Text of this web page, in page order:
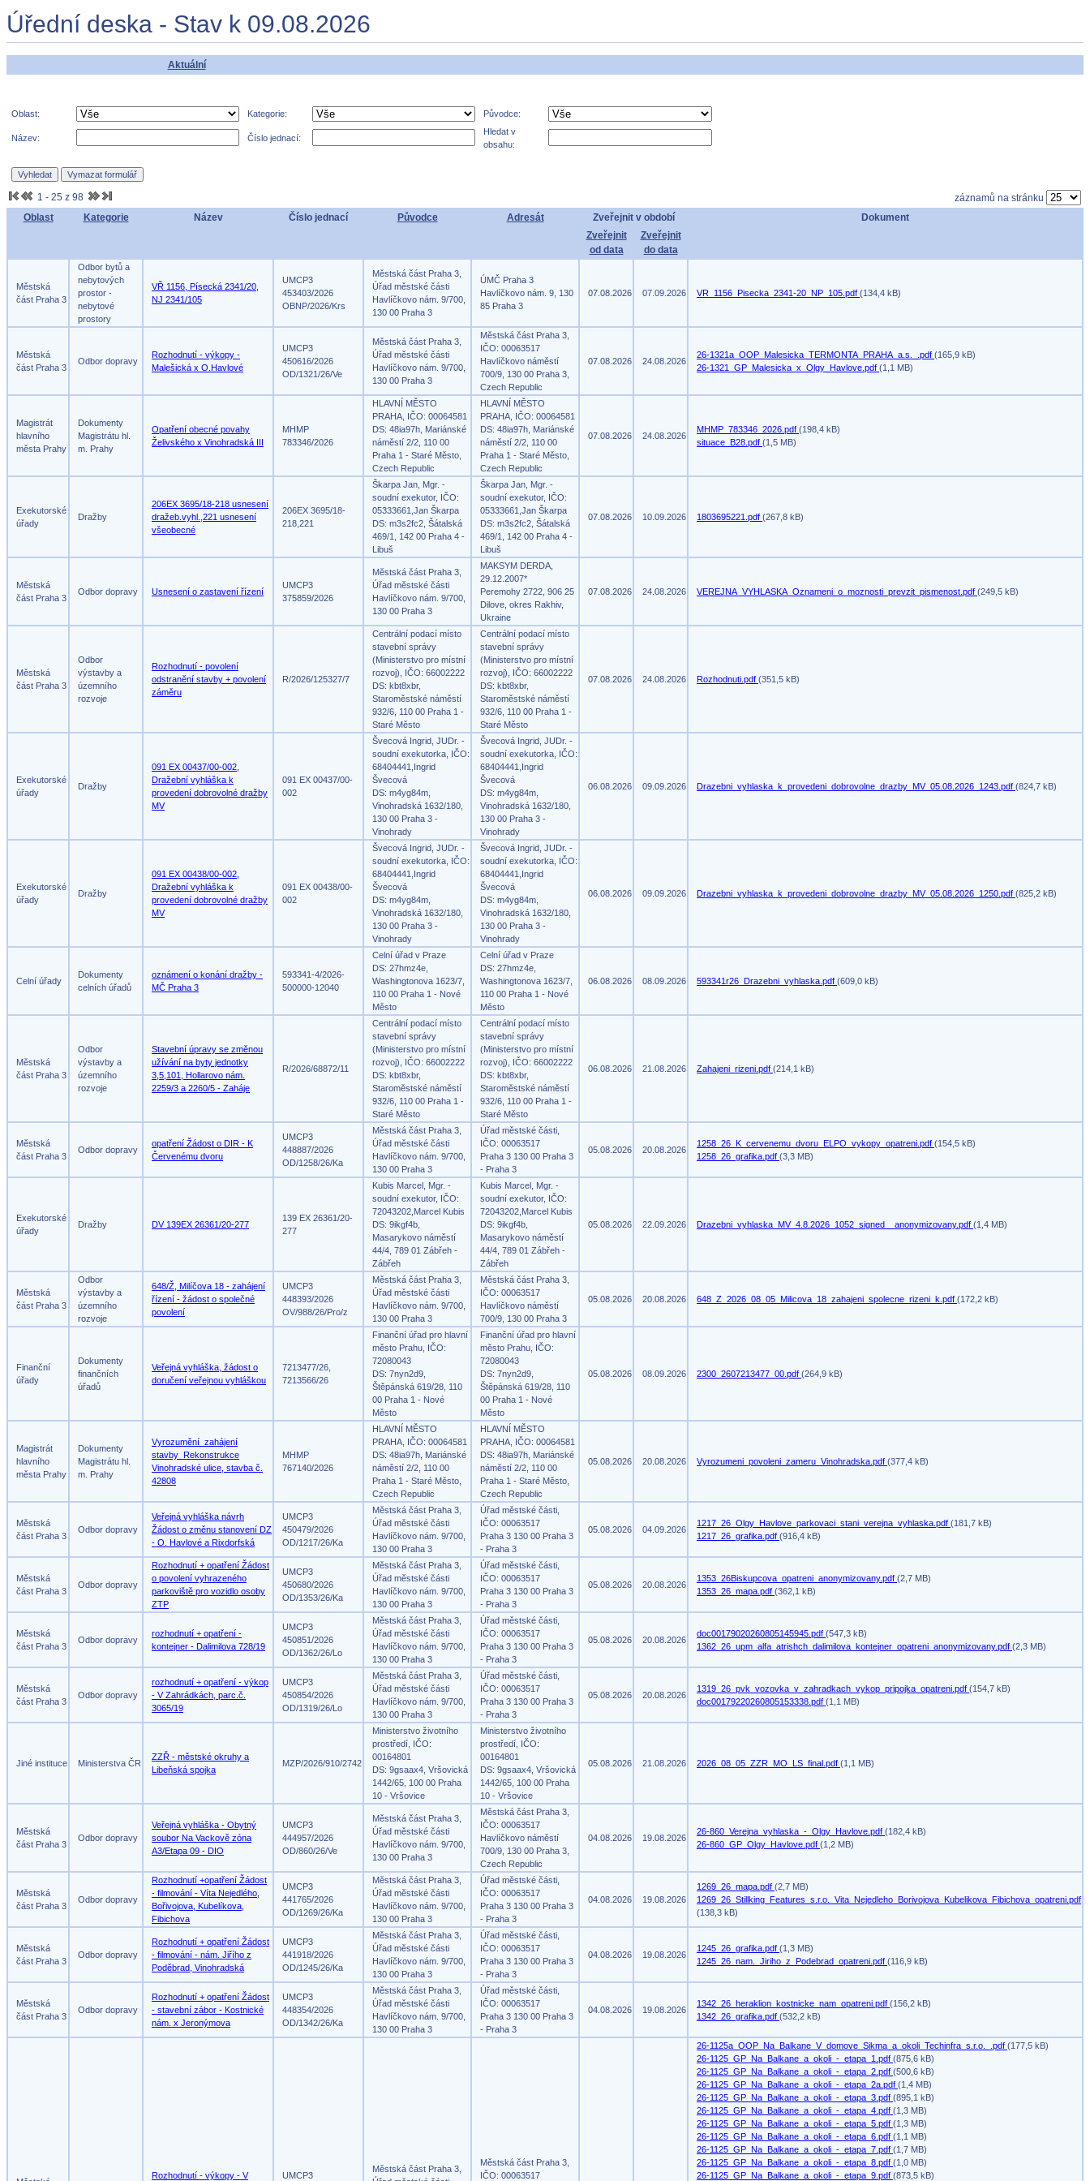
Úřední deska - Stav k 09.08.2026
Aktuální
Oblast: Kategorie: Původce:
Název: Číslo jednací:
Hledat v
obsahu:
1 - 25 z 98
záznamů na stránku
Oblast
Kategorie Název Číslo jednací Původce Adresát Zveřejnit v období
Dokument
Zveřejnit
od data
Zveřejnit
do data
Městská
část Praha 3
Odbor bytů a
nebytových
prostor -
nebytové
prostory
VŘ 1156, Písecká 2341/20,
NJ 2341/105
UMCP3
453403/2026
OBNP/2026/Krs
Městská část Praha 3,
Úřad městské části
Havlíčkovo nám. 9/700,
130 00 Praha 3
ÚMČ Praha 3
Havlíčkovo nám. 9, 130
85 Praha 3
07.08.2026 07.09.2026 VR_1156_Pisecka_2341-20_NP_105.pdf (134,4 kB)
Městská
část Praha 3
Odbor dopravy
Rozhodnutí - výkopy -
Malešická x O.Havlové
UMCP3
450616/2026
OD/1321/26/Ve
Městská část Praha 3,
Úřad městské části
Havlíčkovo nám. 9/700,
130 00 Praha 3
Městská část Praha 3,
IČO: 00063517
Havlíčkovo náměstí
700/9, 130 00 Praha 3,
Czech Republic
07.08.2026 24.08.2026
26-1321a_OOP_Malesicka_TERMONTA_PRAHA_a.s._.pdf (165,9 kB)
26-1321_GP_Malesicka_x_Olgy_Havlove.pdf (1,1 MB)
Magistrát
hlavního
města Prahy
Dokumenty
Magistrátu hl.
m. Prahy
Opatření obecné povahy
Želivského x Vinohradská III
MHMP
783346/2026
HLAVNÍ MĚSTO
PRAHA, IČO: 00064581
DS: 48ia97h, Mariánské
náměstí 2/2, 110 00
Praha 1 - Staré Město,
Czech Republic
HLAVNÍ MĚSTO
PRAHA, IČO: 00064581
DS: 48ia97h, Mariánské
náměstí 2/2, 110 00
Praha 1 - Staré Město,
Czech Republic
07.08.2026 24.08.2026
MHMP_783346_2026.pdf (198,4 kB)
situace_B28.pdf (1,5 MB)
Exekutorské
úřady
Dražby
206EX 3695/18-218 usnesení
dražeb.vyhl.,221 usnesení
všeobecné
206EX 3695/18-
218,221
Škarpa Jan, Mgr. -
soudní exekutor, IČO:
05333661,Jan Škarpa
DS: m3s2fc2, Šátalská
469/1, 142 00 Praha 4 -
Libuš
Škarpa Jan, Mgr. -
soudní exekutor, IČO:
05333661,Jan Škarpa
DS: m3s2fc2, Šátalská
469/1, 142 00 Praha 4 -
Libuš
07.08.2026 10.09.2026 1803695221.pdf (267,8 kB)
Městská
část Praha 3
Odbor dopravy Usnesení o zastavení řízení
UMCP3
375859/2026
Městská část Praha 3,
Úřad městské části
Havlíčkovo nám. 9/700,
130 00 Praha 3
MAKSYM DERDA,
29.12.2007*
Peremohy 2722, 906 25
Dilove, okres Rakhiv,
Ukraine
07.08.2026 24.08.2026 VEREJNA_VYHLASKA_Oznameni_o_moznosti_prevzit_pismenost.pdf (249,5 kB)
Městská
část Praha 3
Odbor
výstavby a
územního
rozvoje
Rozhodnutí - povolení
odstranění stavby + povolení
záměru
R/2026/125327/7
Centrální podací místo
stavební správy
(Ministerstvo pro místní
rozvoj), IČO: 66002222
DS: kbt8xbr,
Staroměstské náměstí
932/6, 110 00 Praha 1 -
Staré Město
Centrální podací místo
stavební správy
(Ministerstvo pro místní
rozvoj), IČO: 66002222
DS: kbt8xbr,
Staroměstské náměstí
932/6, 110 00 Praha 1 -
Staré Město
07.08.2026 24.08.2026 Rozhodnuti.pdf (351,5 kB)
Exekutorské
úřady
Dražby
091 EX 00437/00-002,
Dražební vyhláška k
provedení dobrovolné dražby
MV
091 EX 00437/00-
002
Švecová Ingrid, JUDr. -
soudní exekutorka, IČO:
68404441,Ingrid
Švecová
DS: m4yg84m,
Vinohradská 1632/180,
130 00 Praha 3 -
Vinohrady
Švecová Ingrid, JUDr. -
soudní exekutorka, IČO:
68404441,Ingrid
Švecová
DS: m4yg84m,
Vinohradská 1632/180,
130 00 Praha 3 -
Vinohrady
06.08.2026 09.09.2026 Drazebni_vyhlaska_k_provedeni_dobrovolne_drazby_MV_05.08.2026_1243.pdf (824,7 kB)
Exekutorské
úřady
Dražby
091 EX 00438/00-002,
Dražební vyhláška k
provedení dobrovolné dražby
MV
091 EX 00438/00-
002
Švecová Ingrid, JUDr. -
soudní exekutorka, IČO:
68404441,Ingrid
Švecová
DS: m4yg84m,
Vinohradská 1632/180,
130 00 Praha 3 -
Vinohrady
Švecová Ingrid, JUDr. -
soudní exekutorka, IČO:
68404441,Ingrid
Švecová
DS: m4yg84m,
Vinohradská 1632/180,
130 00 Praha 3 -
Vinohrady
06.08.2026 09.09.2026 Drazebni_vyhlaska_k_provedeni_dobrovolne_drazby_MV_05.08.2026_1250.pdf (825,2 kB)
Celní úřady
Dokumenty
celních úřadů
oznámení o konání dražby -
MČ Praha 3
593341-4/2026-
500000-12040
Celní úřad v Praze
DS: 27hmz4e,
Washingtonova 1623/7,
110 00 Praha 1 - Nové
Město
Celní úřad v Praze
DS: 27hmz4e,
Washingtonova 1623/7,
110 00 Praha 1 - Nové
Město
06.08.2026 08.09.2026 593341r26_Drazebni_vyhlaska.pdf (609,0 kB)
Městská
část Praha 3
Odbor
výstavby a
územního
rozvoje
Stavební úpravy se změnou
užívání na byty jednotky
3,5,101, Hollarovo nám.
2259/3 a 2260/5 - Zaháje
R/2026/68872/11
Centrální podací místo
stavební správy
(Ministerstvo pro místní
rozvoj), IČO: 66002222
DS: kbt8xbr,
Staroměstské náměstí
932/6, 110 00 Praha 1 -
Staré Město
Centrální podací místo
stavební správy
(Ministerstvo pro místní
rozvoj), IČO: 66002222
DS: kbt8xbr,
Staroměstské náměstí
932/6, 110 00 Praha 1 -
Staré Město
06.08.2026 21.08.2026 Zahajeni_rizeni.pdf (214,1 kB)
Městská
část Praha 3
Odbor dopravy
opatření Žádost o DIR - K
Červenému dvoru
UMCP3
448887/2026
OD/1258/26/Ka
Městská část Praha 3,
Úřad městské části
Havlíčkovo nám. 9/700,
130 00 Praha 3
Úřad městské části,
IČO: 00063517
Praha 3 130 00 Praha 3
- Praha 3
05.08.2026 20.08.2026
1258_26_K_cervenemu_dvoru_ELPO_vykopy_opatreni.pdf (154,5 kB)
1258_26_grafika.pdf (3,3 MB)
Exekutorské
úřady
Dražby DV 139EX 26361/20-277
139 EX 26361/20-
277
Kubis Marcel, Mgr. -
soudní exekutor, IČO:
72043202,Marcel Kubis
DS: 9ikgf4b,
Masarykovo náměstí
44/4, 789 01 Zábřeh -
Zábřeh
Kubis Marcel, Mgr. -
soudní exekutor, IČO:
72043202,Marcel Kubis
DS: 9ikgf4b,
Masarykovo náměstí
44/4, 789 01 Zábřeh -
Zábřeh
05.08.2026 22.09.2026 Drazebni_vyhlaska_MV_4.8.2026_1052_signed__anonymizovany.pdf (1,4 MB)
Městská
část Praha 3
Odbor
výstavby a
územního
rozvoje
648/Ž, Milíčova 18 - zahájení
řízení - žádost o společné
povolení
UMCP3
448393/2026
OV/988/26/Pro/z
Městská část Praha 3,
Úřad městské části
Havlíčkovo nám. 9/700,
130 00 Praha 3
Městská část Praha 3,
IČO: 00063517
Havlíčkovo náměstí
700/9, 130 00 Praha 3
05.08.2026 20.08.2026 648_Z_2026_08_05_Milicova_18_zahajeni_spolecne_rizeni_k.pdf (172,2 kB)
Finanční
úřady
Dokumenty
finančních
úřadů
Veřejná vyhláška, žádost o
doručení veřejnou vyhláškou
7213477/26,
7213566/26
Finanční úřad pro hlavní
město Prahu, IČO:
72080043
DS: 7nyn2d9,
Štěpánská 619/28, 110
00 Praha 1 - Nové
Město
Finanční úřad pro hlavní
město Prahu, IČO:
72080043
DS: 7nyn2d9,
Štěpánská 619/28, 110
00 Praha 1 - Nové
Město
05.08.2026 08.09.2026 2300_2607213477_00.pdf (264,9 kB)
Magistrát
hlavního
města Prahy
Dokumenty
Magistrátu hl.
m. Prahy
Vyrozumění_zahájení
stavby_Rekonstrukce
Vinohradské ulice, stavba č.
42808
MHMP
767140/2026
HLAVNÍ MĚSTO
PRAHA, IČO: 00064581
DS: 48ia97h, Mariánské
náměstí 2/2, 110 00
Praha 1 - Staré Město,
Czech Republic
HLAVNÍ MĚSTO
PRAHA, IČO: 00064581
DS: 48ia97h, Mariánské
náměstí 2/2, 110 00
Praha 1 - Staré Město,
Czech Republic
05.08.2026 20.08.2026 Vyrozumeni_povoleni_zameru_Vinohradska.pdf (377,4 kB)
Městská
část Praha 3
Odbor dopravy
Veřejná vyhláška návrh
Žádost o změnu stanovení DZ
- O. Havlové a Rixdorfská
UMCP3
450479/2026
OD/1217/26/Ka
Městská část Praha 3,
Úřad městské části
Havlíčkovo nám. 9/700,
130 00 Praha 3
Úřad městské části,
IČO: 00063517
Praha 3 130 00 Praha 3
- Praha 3
05.08.2026 04.09.2026
1217_26_Olgy_Havlove_parkovaci_stani_verejna_vyhlaska.pdf (181,7 kB)
1217_26_grafika.pdf (916,4 kB)
Městská
část Praha 3
Odbor dopravy
Rozhodnutí + opatření Žádost
o povolení vyhrazeného
parkoviště pro vozidlo osoby
ZTP
UMCP3
450680/2026
OD/1353/26/Ka
Městská část Praha 3,
Úřad městské části
Havlíčkovo nám. 9/700,
130 00 Praha 3
Úřad městské části,
IČO: 00063517
Praha 3 130 00 Praha 3
- Praha 3
05.08.2026 20.08.2026
1353_26Biskupcova_opatreni_anonymizovany.pdf (2,7 MB)
1353_26_mapa.pdf (362,1 kB)
Městská
část Praha 3
Odbor dopravy
rozhodnutí + opatření -
kontejner - Dalimilova 728/19
UMCP3
450851/2026
OD/1362/26/Lo
Městská část Praha 3,
Úřad městské části
Havlíčkovo nám. 9/700,
130 00 Praha 3
Úřad městské části,
IČO: 00063517
Praha 3 130 00 Praha 3
- Praha 3
05.08.2026 20.08.2026
doc00179020260805145945.pdf (547,3 kB)
1362_26_upm_alfa_atrishch_dalimilova_kontejner_opatreni_anonymizovany.pdf (2,3 MB)
Městská
část Praha 3
Odbor dopravy
rozhodnutí + opatření - výkop
- V Zahrádkách, parc.č.
3065/19
UMCP3
450854/2026
OD/1319/26/Lo
Městská část Praha 3,
Úřad městské části
Havlíčkovo nám. 9/700,
130 00 Praha 3
Úřad městské části,
IČO: 00063517
Praha 3 130 00 Praha 3
- Praha 3
05.08.2026 20.08.2026
1319_26_pvk_vozovka_v_zahradkach_vykop_pripojka_opatreni.pdf (154,7 kB)
doc00179220260805153338.pdf (1,1 MB)
Jiné instituce Ministerstva ČR
ZZŘ - městské okruhy a
Libeňská spojka
MZP/2026/910/2742
Ministerstvo životního
prostředí, IČO:
00164801
DS: 9gsaax4, Vršovická
1442/65, 100 00 Praha
10 - Vršovice
Ministerstvo životního
prostředí, IČO:
00164801
DS: 9gsaax4, Vršovická
1442/65, 100 00 Praha
10 - Vršovice
05.08.2026 21.08.2026 2026_08_05_ZZR_MO_LS_final.pdf (1,1 MB)
Městská
část Praha 3
Odbor dopravy
Veřejná vyhláška - Obytný
soubor Na Vackově zóna
A3/Etapa 09 - DIO
UMCP3
444957/2026
OD/860/26/Ve
Městská část Praha 3,
Úřad městské části
Havlíčkovo nám. 9/700,
130 00 Praha 3
Městská část Praha 3,
IČO: 00063517
Havlíčkovo náměstí
700/9, 130 00 Praha 3,
Czech Republic
04.08.2026 19.08.2026
26-860_Verejna_vyhlaska_-_Olgy_Havlove.pdf (182,4 kB)
26-860_GP_Olgy_Havlove.pdf (1,2 MB)
Městská
část Praha 3
Odbor dopravy
Rozhodnutí +opatření Žádost
- filmování - Víta Nejedlého,
Bořivojova, Kubelíkova,
Fibichova
UMCP3
441765/2026
OD/1269/26/Ka
Městská část Praha 3,
Úřad městské části
Havlíčkovo nám. 9/700,
130 00 Praha 3
Úřad městské části,
IČO: 00063517
Praha 3 130 00 Praha 3
- Praha 3
04.08.2026 19.08.2026
1269_26_mapa.pdf (2,7 MB)
1269_26_Stillking_Features_s.r.o._Vita_Nejedleho_Borivojova_Kubelikova_Fibichova_opatreni.pdf
(138,3 kB)
Městská
část Praha 3
Odbor dopravy
Rozhodnutí + opatření Žádost
- filmování - nám. Jiřího z
Poděbrad, Vinohradská
UMCP3
441918/2026
OD/1245/26/Ka
Městská část Praha 3,
Úřad městské části
Havlíčkovo nám. 9/700,
130 00 Praha 3
Úřad městské části,
IČO: 00063517
Praha 3 130 00 Praha 3
- Praha 3
04.08.2026 19.08.2026
1245_26_grafika.pdf (1,3 MB)
1245_26_nam._Jiriho_z_Podebrad_opatreni.pdf (116,9 kB)
Městská
část Praha 3
Odbor dopravy
Rozhodnutí + opatření Žádost
- stavební zábor - Kostnické
nám. x Jeronýmova
UMCP3
448354/2026
OD/1342/26/Ka
Městská část Praha 3,
Úřad městské části
Havlíčkovo nám. 9/700,
130 00 Praha 3
Úřad městské části,
IČO: 00063517
Praha 3 130 00 Praha 3
- Praha 3
04.08.2026 19.08.2026
1342_26_heraklion_kostnicke_nam_opatreni.pdf (156,2 kB)
1342_26_grafika.pdf (532,2 kB)
Rozhodnutí - výkopy - V UMCP3
Městská část Praha 3,
Městská část Praha 3,
IČO: 00063517
26-1125a_OOP_Na_Balkane_V_domove_Sikma_a_okoli_Techinfra_s.r.o._.pdf (177,5 kB)
26-1125_GP_Na_Balkane_a_okoli_-_etapa_1.pdf (875,6 kB)
26-1125_GP_Na_Balkane_a_okoli_-_etapa_2.pdf (500,6 kB)
26-1125_GP_Na_Balkane_a_okoli_-_etapa_2a.pdf (1,4 MB)
26-1125_GP_Na_Balkane_a_okoli_-_etapa_3.pdf (895,1 kB)
26-1125_GP_Na_Balkane_a_okoli_-_etapa_4.pdf (1,3 MB)
26-1125_GP_Na_Balkane_a_okoli_-_etapa_5.pdf (1,3 MB)
26-1125_GP_Na_Balkane_a_okoli_-_etapa_6.pdf (1,1 MB)
26-1125_GP_Na_Balkane_a_okoli_-_etapa_7.pdf (1,7 MB)
26-1125_GP_Na_Balkane_a_okoli_-_etapa_8.pdf (1,0 MB)
26-1125_GP_Na_Balkane_a_okoli_-_etapa_9.pdf (873,5 kB)